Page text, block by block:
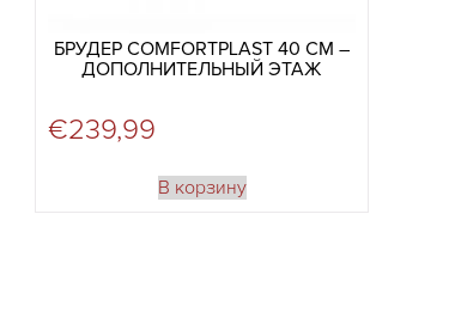
БРУДЕР COMFORTPLAST 40 СМ –
ДОПОЛНИТЕЛЬНЫЙ ЭТАЖ
€239,99
В корзину